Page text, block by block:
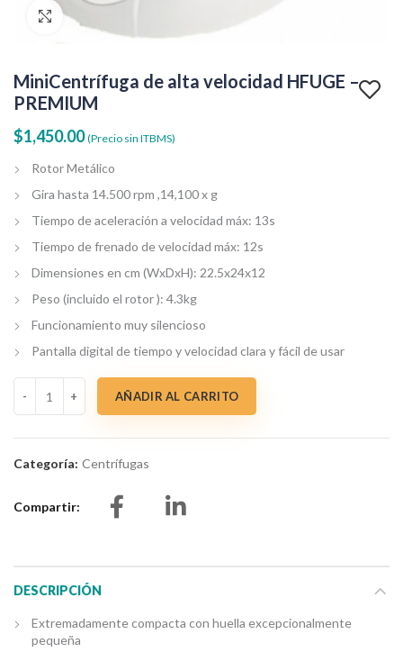
Clic para agrandar
MiniCentrífuga de alta velocidad HFUGE –
PREMIUM
$1,450.00 (Precio sin ITBMS)
Rotor Metálico
Gira hasta 14.500 rpm ,14,100 x g
Tiempo de aceleración a velocidad máx: 13s
Tiempo de frenado de velocidad máx: 12s
Dimensiones en cm (WxDxH): 22.5x24x12
Peso (incluido el rotor ): 4.3kg
Funcionamiento muy silencioso
Pantalla digital de tiempo y velocidad clara y fácil de usar
MiniCentrífuga de alta velocidad HFUGE – PREMIUM cantidad
AÑADIR AL CARRITO
Categoría: Centrífugas
Compartir
DESCRIPCIÓN
Extremadamente compacta con huella excepcionalmente
pequeña